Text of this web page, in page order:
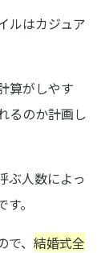
ルはカジュア
算がしやす
るのか計画し
ぶ人数によっ
。
、 結婚式全